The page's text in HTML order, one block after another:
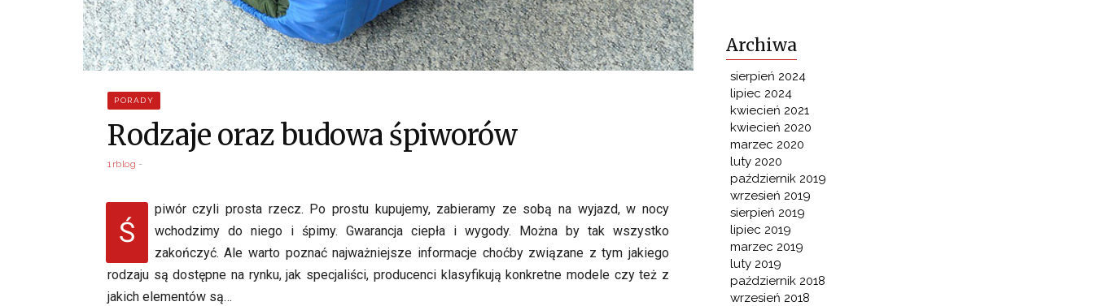
PORADY
Rodzaje oraz budowa śpiworów
1rblog
Ś
piwór czyli prosta rzecz. Po prostu kupujemy, zabieramy ze sobą na wyjazd, w nocy
wchodzimy do niego i śpimy. Gwarancja ciepła i wygody. Można by tak wszystko
zakończyć. Ale warto poznać najważniejsze informacje choćby związane z tym jakiego
rodzaju są dostępne na rynku, jak specjaliści, producenci klasyfikują konkretne modele czy też z
jakich elementów są…
Archiwa
sierpień 2024
lipiec 2024
kwiecień 2021
kwiecień 2020
marzec 2020
luty 2020
październik 2019
wrzesień 2019
sierpień 2019
lipiec 2019
marzec 2019
luty 2019
październik 2018
wrzesień 2018